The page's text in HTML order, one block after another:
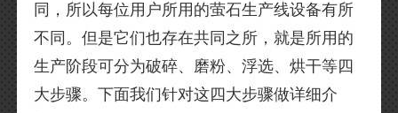
同，所以每位用户所用的萤石生产线设备有所
不同。但是它们也存在共同之所，就是所用的
生产阶段可分为破碎、磨粉、浮选、烘干等四
大步骤。下面我们针对这四大步骤做详细介